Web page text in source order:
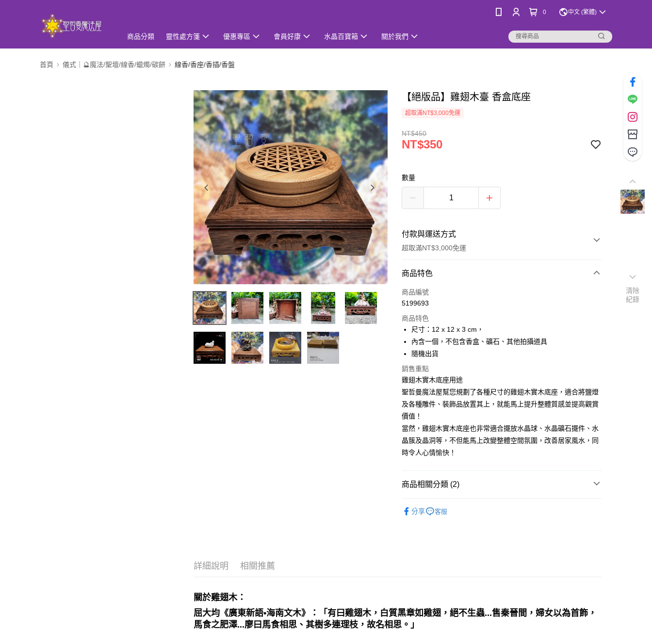
0 中文 (繁體)
商品分類 靈性處方箋 優惠專區 會員好康 水晶百寶箱 關於我們
首頁 儀式｜🔮魔法/聖壇/線香/蠟燭/碳餅 線香/香座/香插/香盤
【絕版品】雞翅木臺 香盒底座
超取滿NT$3,000免運
NT$450
NT$350
數量
付款與運送方式
超取滿NT$3,000免運
付款方式
信用卡一次付款
LINE Pay
Apple Pay
悠遊付
運送方式
全家取貨付款
7-11取貨付款
賣家宅配幫您送（台灣）
商品特色
商品編號
5199693
商品特色
尺寸：12 x 12 x 3 cm，
內含一個，不包含香盒、礦石、其他拍攝道具
隨機出貨
銷售重點
雞翅木實木底座用途
聖哲曼魔法屋幫您規劃了各種尺寸的雞翅木實木底座，適合將鹽燈
及各種雕件、裝飾品放置其上，就能馬上提升整體質感並提高觀賞
價值！
當然，雞翅木實木底座也非常適合擺放水晶球、水晶礦石擺件、水
晶簇及晶洞等，不但能馬上改變整體空間氛圍，改善居家風水，同
時令人心情愉快！
商品相關分類 (2)
分享 客服
詳細說明 相關推薦
關於雞翅木：
屈大均《廣東新語•海南文木》：「有曰雞翅木，白質黑章如雞翅，絕不生蟲...售秦晉間，婦女以為首飾，
馬食之肥澤...廖曰馬食相思、其樹多連理枝，故名相思。」
清除
紀錄